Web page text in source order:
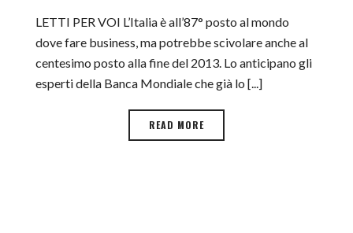
LETTI PER VOI L’Italia è all’87° posto al mondo
dove fare business, ma potrebbe scivolare anche al
centesimo posto alla fine del 2013. Lo anticipano gli
esperti della Banca Mondiale che già lo [...]
READ MORE